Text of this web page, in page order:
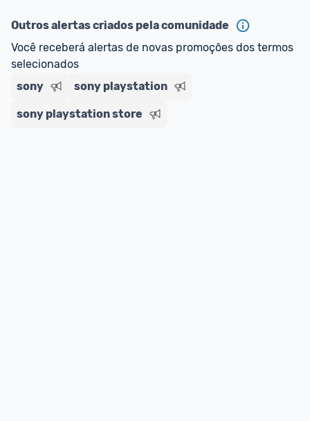
E lembre-se:
comunidade para tirar dúvidas ou acionar os
nossos Admins marcando
comentário ou através do Fale com o Promobit.
Outros alertas criados pela comunidade
Você receberá alertas de novas promoções dos termos
selecionados
sony
sony playstation
sony playstation store